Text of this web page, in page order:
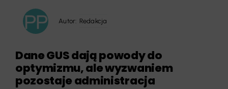
Autor: Redakcja
Dane GUS dają powody do
optymizmu, ale wyzwaniem
pozostaje administracja